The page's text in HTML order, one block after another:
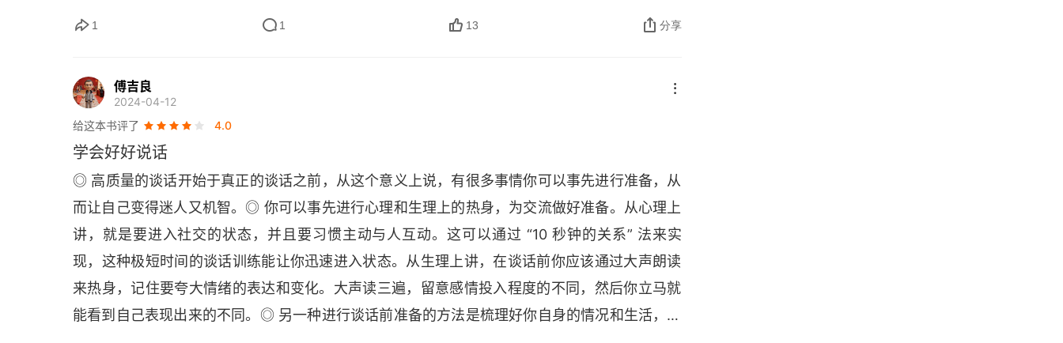
的情节 10. 小故事的优点：让你从内到外剖析自己的思考和感受、谈话之前想好这些故事 11. 小
可以用一句话来概括
能唤起听众的某一种主要的情绪
可以体现你的个性，也是你了解一个人的方式。它们展示着人们的情绪和想法。最后同样重要的
是，它们能表明你关心的是什么 13. 简单封闭式问题的答案往往太过无趣，例行公事般让人提不
起兴趣。对方仍然会回答你的问题，但只是照本宣科而已，参与度也很低。不停地向他人提出肤
浅的问题会让谈话走向失败 14. 当你在 “点睛” 的时候，要尽可能围绕故事所传达的主要情绪，然
后加上一条评论来增强情绪效果 15. 把讲故事变成日常行为的一个简单方法，就是把你的生活想
象成一系列的故事。回答问题时不要只给出一两个字的答案，要养成一种习惯，把你的答案用一
个言之有物的故事来表达。它能产生出更多的参与感，让你展现你的个性，并让对话更为顺畅。
怒）淹没事实；在冲突中分开处理情绪问题和情境问题，是有效沟通的关键。吵架时先顺毛，再
是熊熊大火，问题是屋里的贵重物品。如果不顾大火，直接冲进去抢东西（只讲道理），很可能
两败俱伤。聪明的方法是，先拿灭火器把明火控制住（安抚情绪），等火势小了，温度降了，再
从容地进去抢救物品、查找原因（解决问题）。先顺毛就是那个关键的灭火器。总之，沟通的核
心，是既有自我，也有他人。用不卑不亢的姿态和真诚具体的关注，在保护自己感受的同时，也
让对方感到被尊重和连接，最终让对话温暖、有效，双方都舒服。
1 1 13 分享
傅吉良
2024-04-12
给这本书评了
4.0
学会好好说话
◎ 高质量的谈话开始于真正的谈话之前，从这个意义上说，有很多事情你可以事先进行准备，从
而让自己变得迷人又机智。◎ 你可以事先进行心理和生理上的热身，为交流做好准备。从心理上
讲，就是要进入社交的状态，并且要习惯主动与人互动。这可以通过 “10 秒钟的关系” 法来实
现，这种极短时间的谈话训练能让你迅速进入状态。从生理上讲，在谈话前你应该通过大声朗读
来热身，记住要夸大情绪的表达和变化。大声读三遍，留意感情投入程度的不同，然后你立马就
能看到自己表现出来的不同。◎ 另一种进行谈话前准备的方法是梳理好你自身的情况和生活，而